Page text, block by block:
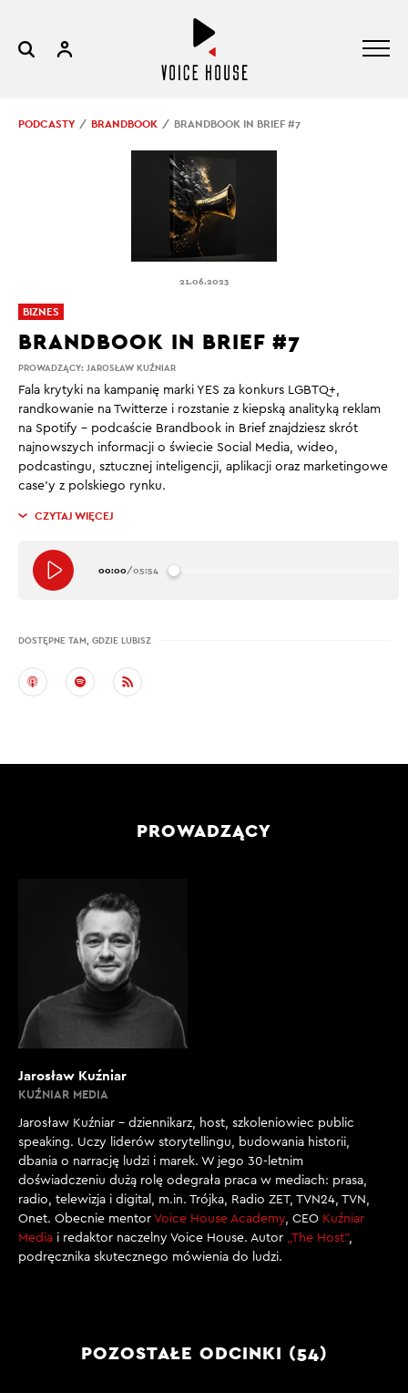
PODCASTY BRANDBOOK BRANDBOOK IN BRIEF #7
21.06.2023
PROWADZĄCY: JAROSŁAW KUŹNIAR
BRANDBOOK IN BRIEF #7
Fala krytyki na kampanię marki YES za konkurs LGBTQ+,
randkowanie na Twitterze i rozstanie z kiepską analityką reklam
na Spotify – podcaście Brandbook in Brief znajdziesz skrót
najnowszych informacji o świecie Social Media, wideo,
podcastingu, sztucznej inteligencji, aplikacji oraz marketingowe
case’y z polskiego rynku.
CZYTAJ WIĘCEJ
00:00/05:54
DOSTĘPNE TAM, GDZIE LUBISZ
BIZNES
PROWADZĄCY
Jarosław Kuźniar
KUŹNIAR MEDIA
Jarosław Kuźniar – dziennikarz, host, szkoleniowiec public
speaking. Uczy liderów storytellingu, budowania historii,
dbania o narrację ludzi i marek. W jego 30-letnim
doświadczeniu dużą rolę odegrała praca w mediach: prasa,
radio, telewizja i digital, m.in. Trójka, Radio ZET, TVN24, TVN,
Onet. Obecnie mentor Voice House Academy, CEO Kuźniar
Media i redaktor naczelny Voice House. Autor „The Host”,
podręcznika skutecznego mówienia do ludzi.
POZOSTAŁE ODCINKI (54)